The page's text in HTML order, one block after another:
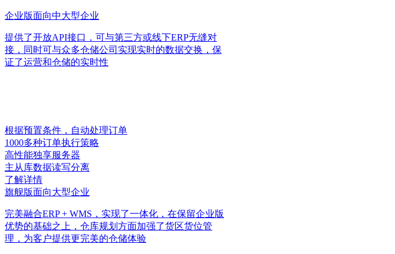
企业版面向中大型企业
提供了开放API接口，可与第三方或线下ERP无缝对
接，同时可与众多仓储公司实现实时的数据交换，保
证了运营和仓储的实时性
根据预置条件，自动处理订单
1000多种订单执行策略
高性能独享服务器
主从库数据读写分离
了解详情
旗舰版面向大型企业
完美融合ERP + WMS，实现了一体化，在保留企业版
优势的基础之上，仓库规划方面加强了货区货位管
理，为客户提供更完美的仓储体验